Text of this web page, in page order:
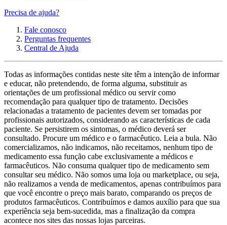
Precisa de ajuda?
Fale conosco
Perguntas frequentes
Central de Ajuda
Todas as informações contidas neste site têm a intenção de informar
e educar, não pretendendo, de forma alguma, substituir as
orientações de um profissional médico ou servir como
recomendação para qualquer tipo de tratamento. Decisões
relacionadas a tratamento de pacientes devem ser tomadas por
profissionais autorizados, considerando as características de cada
paciente. Se persistirem os sintomas, o médico deverá ser
consultado. Procure um médico e o farmacêutico. Leia a bula. Não
comercializamos, não indicamos, não receitamos, nenhum tipo de
medicamento essa função cabe exclusivamente a médicos e
farmacêuticos. Não consuma qualquer tipo de medicamento sem
consultar seu médico. Não somos uma loja ou marketplace, ou seja,
não realizamos a venda de medicamentos, apenas contribuímos para
que você encontre o preço mais barato, comparando os preços de
produtos farmacêuticos. Contribuímos e damos auxílio para que sua
experiência seja bem-sucedida, mas a finalização da compra
acontece nos sites das nossas lojas parceiras.